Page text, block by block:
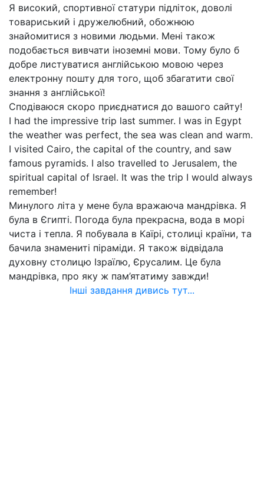
Я високий, спортивної статури підліток, доволі
товариський і дружелюбний, обожнюю
знайомитися з новими людьми. Мені також
подобається вивчати іноземні мови. Тому було б
добре листуватися англійською мовою через
електронну пошту для того, щоб збагатити свої
знання з англійської!
Сподіваюся скоро приєднатися до вашого сайту!
I had the impressive trip last summer. I was in Egypt
the weather was perfect, the sea was clean and warm.
I visited Cairo, the capital of the country, and saw
famous pyramids. I also travelled to Jerusalem, the
spiritual capital of Israel. It was the trip I would always
remember!
Минулого літа у мене була вражаюча мандрівка. Я
була в Єгипті. Погода була прекрасна, вода в морі
чиста і тепла. Я побувала в Каїрі, столиці країни, та
бачила знамениті піраміди. Я також відвідала
духовну столицю Ізраїлю, Єрусалим. Це була
мандрівка, про яку ж пам’ятатиму завжди!
Інші завдання дивись тут...